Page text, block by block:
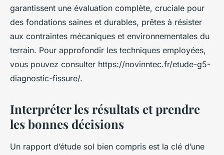
garantissent une évaluation complète, cruciale pour
des fondations saines et durables, prêtes à résister
aux contraintes mécaniques et environnementales du
terrain. Pour approfondir les techniques employées,
vous pouvez consulter https://novinntec.fr/etude-g5-
diagnostic-fissure/.
Interpréter les résultats et prendre
les bonnes décisions
Un rapport d’étude sol bien compris est la clé d’une